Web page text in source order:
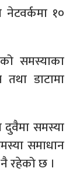
१०
समस्याका
डाटामा
समस्या
समाधान
रहेको छ ।